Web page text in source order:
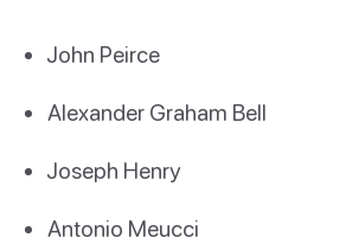
John Peirce
Alexander Graham Bell
Joseph Henry
Antonio Meucci